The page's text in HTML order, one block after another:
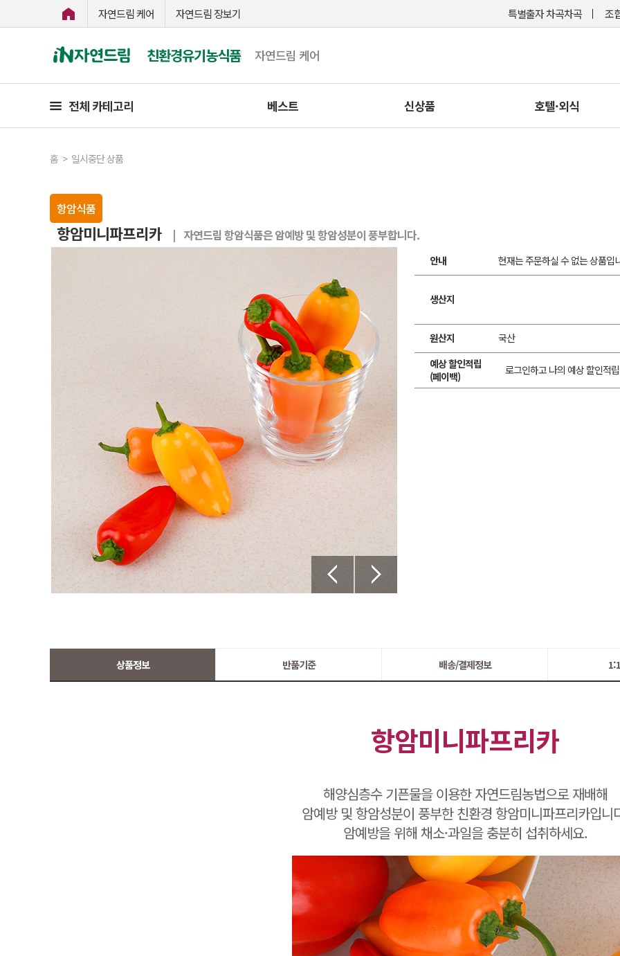
자연드림 케어 자연드림 장보기 특별출자 차곡차곡 조
친환경유기농식품 자연드림 케어
전체 카테고리 베스트 신상품 호텔·외식
홈 > 일시중단 상품
항암식품
항암미니파프리카 | 자연드림 항암식품은 암예방 및 항암성분이 풍부합니다.
안내 현재는 주문하실 수 없는 상품입
생산지
원산지
국산
예상 할인적립
(페이백)
로그인하고 나의 예상 할인적
상품정보 반품기준 배송/결제정보
항암미니파프리카
해양심층수 기픈물을 이용한 자연드림농법으로 재배해
암예방 및 항암성분이 풍부한 친환경 항암미니파프리카입니
암예방을 위해 채소·과일을 충분히 섭취하세요.